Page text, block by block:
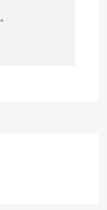
。